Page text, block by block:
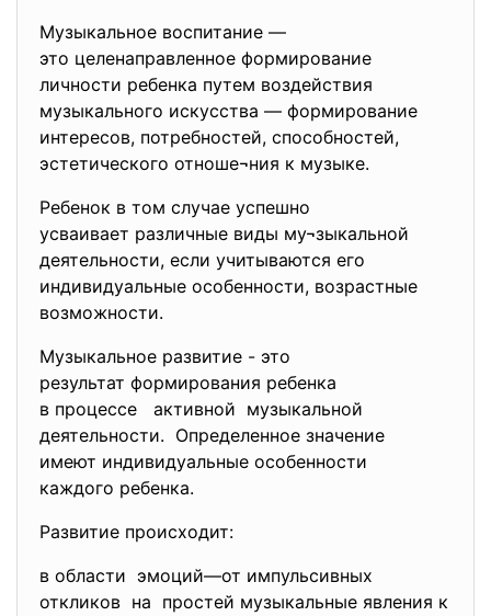
Музыкальное воспитание —
это целенаправленное формирование
личности ребенка путем воздействия
музыкального искусства — формирование
интересов, потребностей, способностей,
эстетического отноше¬ния к музыке.
Ребенок в том случае успешно
усваивает различные виды му¬зыкальной
деятельности, если учитываются его
индивидуальные особенности, возрастные
возможности.
Музыкальное развитие - это
результат формирования ребенка
в процессе активной музыкальной
деятельности. Определенное значение
имеют индивидуальные особенности
каждого ребенка.
Развитие происходит:
в области эмоций—от импульсивных
откликов на простей музыкальные явления к